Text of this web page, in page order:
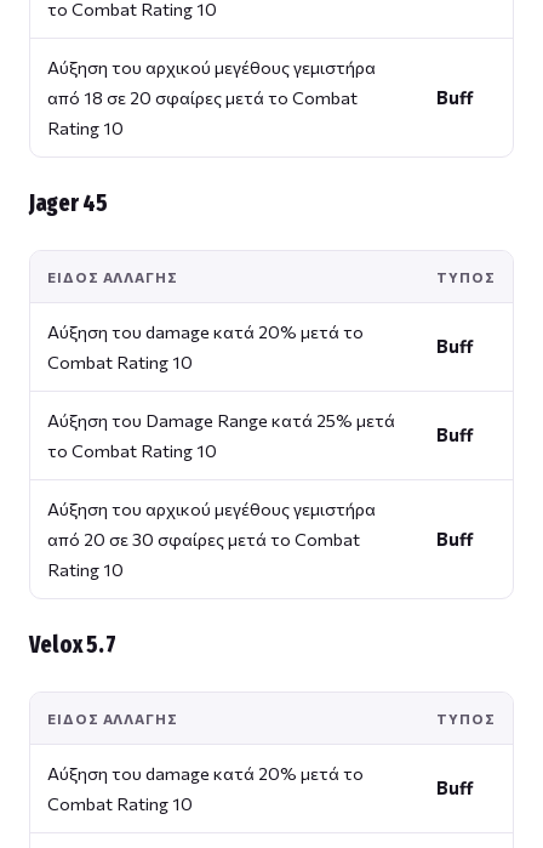
το Combat Rating 10
Αύξηση του αρχικού μεγέθους γεμιστήρα
από 18 σε 20 σφαίρες μετά το Combat
Rating 10
Buff
Jager 45
ΕΊΔΟΣ ΑΛΛΑΓΉΣ ΤΎΠΟΣ
Αύξηση του damage κατά 20% μετά το
Combat Rating 10
Buff
Αύξηση του Damage Range κατά 25% μετά
το Combat Rating 10
Buff
Αύξηση του αρχικού μεγέθους γεμιστήρα
από 20 σε 30 σφαίρες μετά το Combat
Rating 10
Buff
Velox 5.7
ΕΊΔΟΣ ΑΛΛΑΓΉΣ ΤΎΠΟΣ
Αύξηση του damage κατά 20% μετά το
Combat Rating 10
Buff